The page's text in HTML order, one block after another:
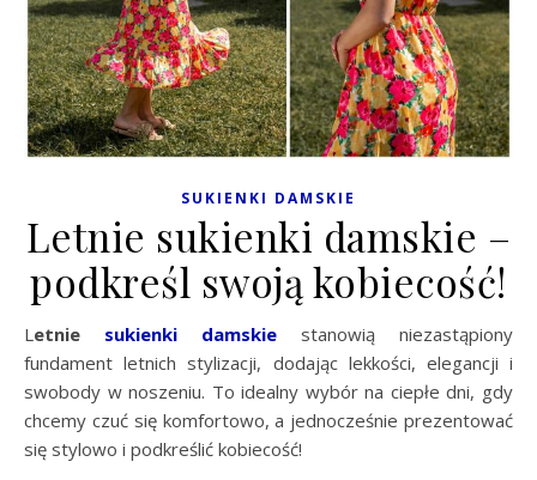
SUKIENKI DAMSKIE
Letnie sukienki damskie –
podkreśl swoją kobiecość!
Letnie sukienki damskie stanowią niezastąpiony
fundament letnich stylizacji, dodając lekkości, elegancji i
swobody w noszeniu. To idealny wybór na ciepłe dni, gdy
chcemy czuć się komfortowo, a jednocześnie prezentować
się stylowo i podkreślić kobiecość!